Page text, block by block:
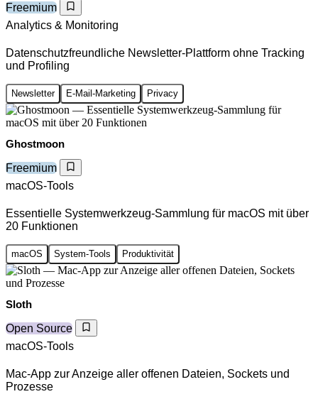
Freemium
Analytics & Monitoring
Datenschutzfreundliche Newsletter-Plattform ohne Tracking
und Profiling
Newsletter E-Mail-Marketing Privacy
Ghostmoon
Freemium
macOS-Tools
Essentielle Systemwerkzeug-Sammlung für macOS mit über
20 Funktionen
macOS System-Tools Produktivität
Sloth
Open Source
macOS-Tools
Mac-App zur Anzeige aller offenen Dateien, Sockets und
Prozesse